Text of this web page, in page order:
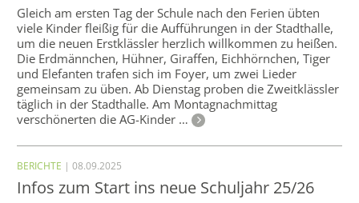
Gleich am ersten Tag der Schule nach den Ferien übten
viele Kinder fleißig für die Aufführungen in der Stadthalle,
um die neuen Erstklässler herzlich willkommen zu heißen.
Die Erdmännchen, Hühner, Giraffen, Eichhörnchen, Tiger
und Elefanten trafen sich im Foyer, um zwei Lieder
gemeinsam zu üben. Ab Dienstag proben die Zweitklässler
täglich in der Stadthalle. Am Montagnachmittag
verschönerten die AG-Kinder …
BERICHTE | 08.09.2025
Infos zum Start ins neue Schuljahr 25/26